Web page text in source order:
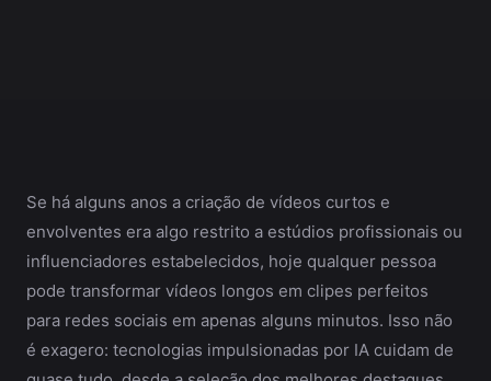
Se há alguns anos a criação de vídeos curtos e
envolventes era algo restrito a estúdios profissionais ou
influenciadores estabelecidos, hoje qualquer pessoa
pode transformar vídeos longos em clipes perfeitos
para redes sociais em apenas alguns minutos. Isso não
é exagero: tecnologias impulsionadas por IA cuidam de